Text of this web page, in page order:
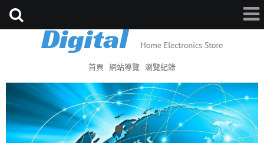
首頁 網站導覽 瀏覽紀錄